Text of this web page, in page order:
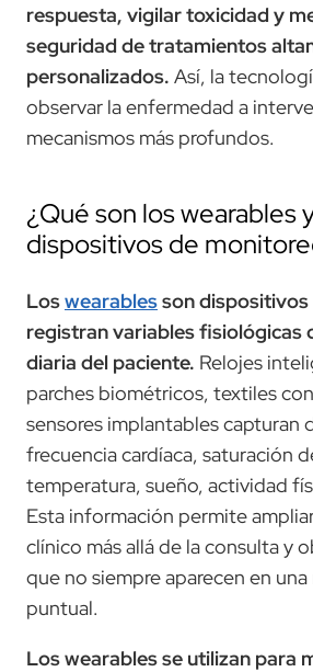
respuesta, vigilar toxicidad y
seguridad de tratamientos
personalizados. Así, la
observar la enfermedad a
mecanismos más profundos.
¿Qué son los wearables
dispositivos de
Loswearablesson
registran variables fisiológicas
diaria del paciente. Relojes
parches biométricos, textiles
sensores implantables capturan
frecuencia cardíaca, saturación
temperatura, sueño, actividad
Esta información permite
clínico más allá de la consulta y
que no siempre aparecen en
puntual.
Los wearables se utilizan para